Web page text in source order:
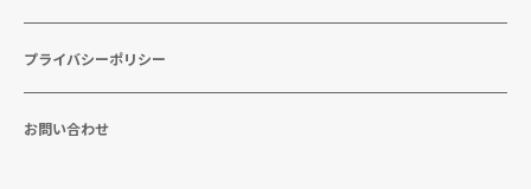
プライバシーポリシー
お問い合わせ